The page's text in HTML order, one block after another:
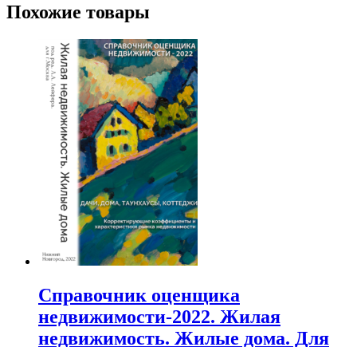
Похожие товары
Справочник оценщика
недвижимости-2022. Жилая
недвижимость. Жилые дома. Для